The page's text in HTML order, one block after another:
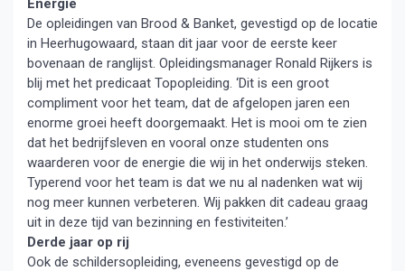
Energie
De opleidingen van Brood & Banket, gevestigd op de locatie
in Heerhugowaard, staan dit jaar voor de eerste keer
bovenaan de ranglijst. Opleidingsmanager Ronald Rijkers is
blij met het predicaat Topopleiding. ‘Dit is een groot
compliment voor het team, dat de afgelopen jaren een
enorme groei heeft doorgemaakt. Het is mooi om te zien
dat het bedrijfsleven en vooral onze studenten ons
waarderen voor de energie die wij in het onderwijs steken.
Typerend voor het team is dat we nu al nadenken wat wij
nog meer kunnen verbeteren. Wij pakken dit cadeau graag
uit in deze tijd van bezinning en festiviteiten.’
Derde jaar op rij
Ook de schildersopleiding, eveneens gevestigd op de